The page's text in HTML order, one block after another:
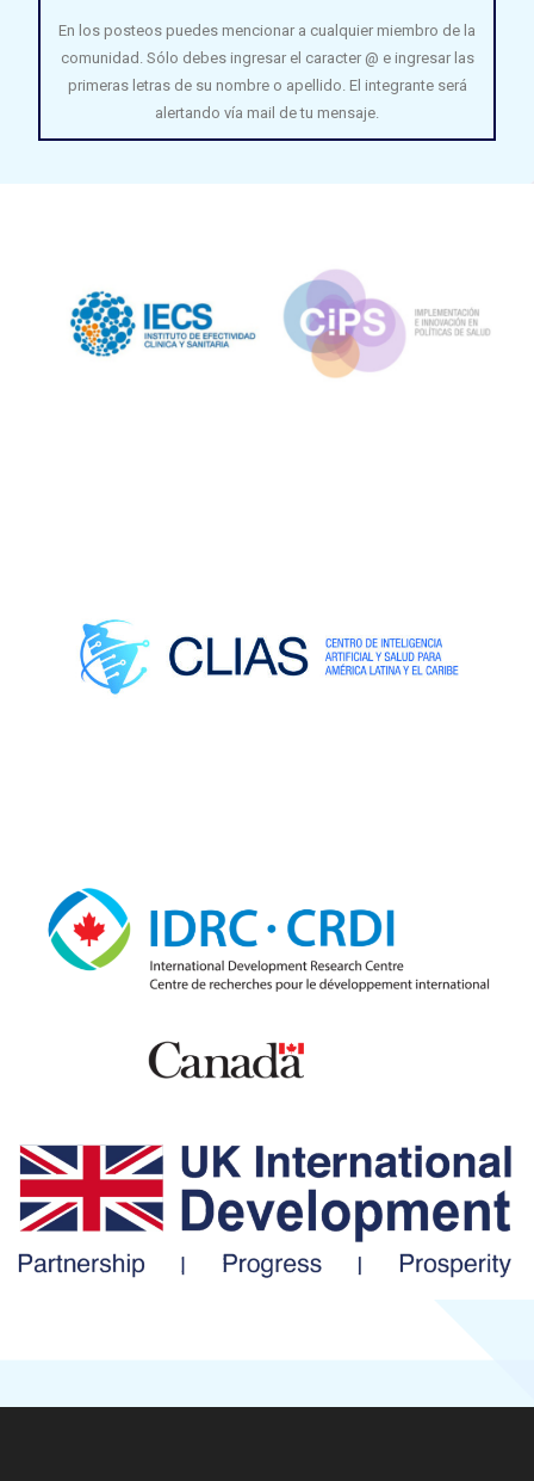
En los posteos puedes mencionar a cualquier miembro de la
comunidad. Sólo debes ingresar el caracter @ e ingresar las
primeras letras de su nombre o apellido. El integrante será
alertando vía mail de tu mensaje.